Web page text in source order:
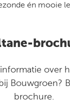
én mooie
over
Bouwgroen?
brochure.